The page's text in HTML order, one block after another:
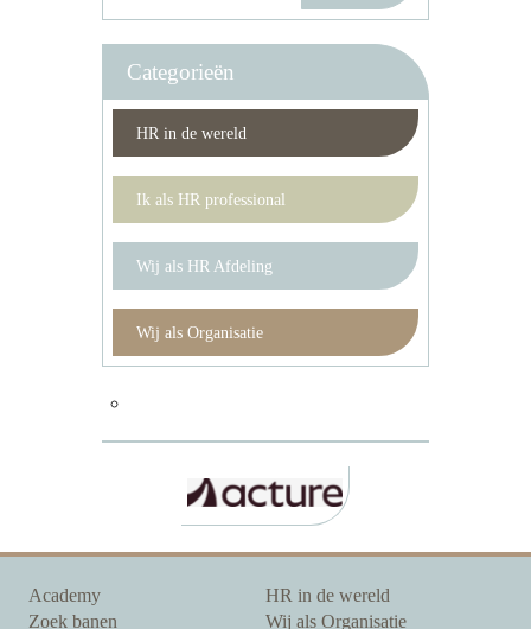
Categorieën
HR in de wereld
Ik als HR professional
Wij als HR Afdeling
Wij als Organisatie
Academy
Zoek banen
HR in de wereld
Wij als Organisatie